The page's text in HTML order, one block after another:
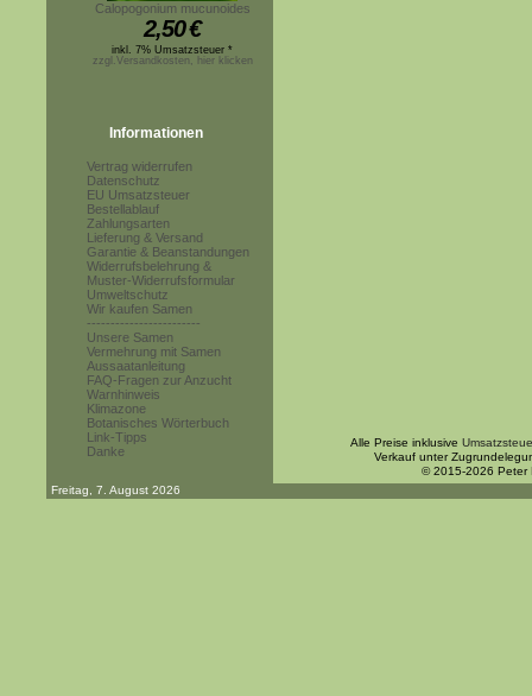
Calopogonium mucunoides
2,50€
inkl. 7% Umsatzsteuer *
zzgl.Versandkosten, hier klicken
Informationen
Vertrag widerrufen
Datenschutz
EU Umsatzsteuer
Bestellablauf
Zahlungsarten
Lieferung & Versand
Garantie & Beanstandungen
Widerrufsbelehrung &
Muster-Widerrufsformular
Umweltschutz
Wir kaufen Samen
------------------------
Unsere Samen
Vermehrung mit Samen
Aussaatanleitung
FAQ-Fragen zur Anzucht
Warnhinweis
Klimazone
Botanisches Wörterbuch
Link-Tipps
Danke
Alle Preise inklusive
Verkauf unter
© 2015-2026 Peter
Freitag, 7. August 2026